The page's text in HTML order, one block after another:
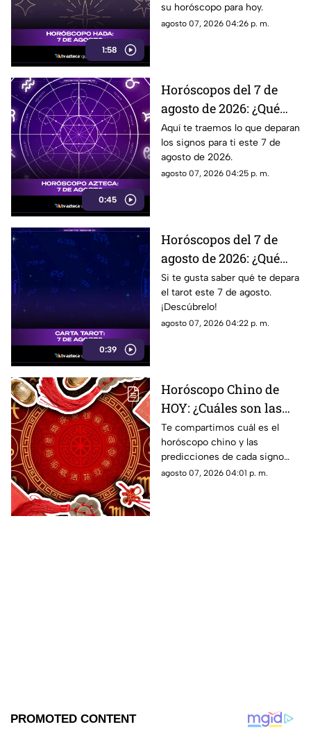
1:58
su horóscopo para hoy.
agosto 07, 2026 04:26 p. m.
0:45
Horóscopos del 7 de
agosto de 2026: ¿Qué
revelan los aztecas
hoy?
Aquí te traemos lo que deparan
los signos para ti este 7 de
agosto de 2026.
agosto 07, 2026 04:25 p. m.
0:39
Horóscopos del 7 de
agosto de 2026: ¿Qué
revelan las cartas del
tarot?
Si te gusta saber qué te depara
el tarot este 7 de agosto.
¡Descúbrelo!
agosto 07, 2026 04:22 p. m.
Horóscopo Chino de
HOY: ¿Cuáles son las
predicciones de este 7
de agosto de 2026 para
cada signo del zodiaco?
Te compartimos cuál es el
horóscopo chino y las
predicciones de cada signo
para el día de hoy, viernes 7 de
agosto 07, 2026 04:01 p. m.